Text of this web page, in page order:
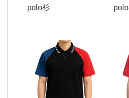
polo衫